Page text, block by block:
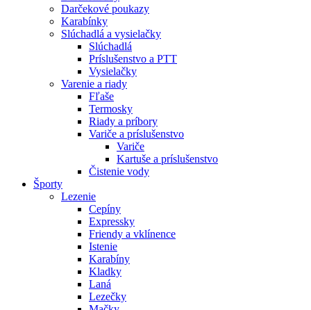
Darčekové poukazy
Karabínky
Slúchadlá a vysielačky
Slúchadlá
Príslušenstvo a PTT
Vysielačky
Varenie a riady
Fľaše
Termosky
Riady a príbory
Variče a príslušenstvo
Variče
Kartuše a príslušenstvo
Čistenie vody
Športy
Lezenie
Cepíny
Expressky
Friendy a vklínence
Istenie
Karabíny
Kladky
Laná
Lezečky